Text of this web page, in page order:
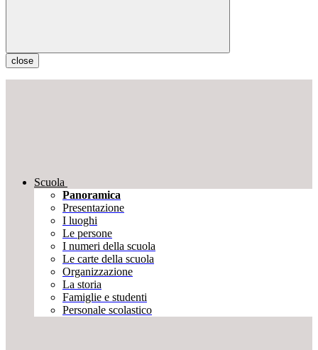
close
Scuola
Panoramica
Presentazione
I luoghi
Le persone
I numeri della scuola
Le carte della scuola
Organizzazione
La storia
Famiglie e studenti
Personale scolastico